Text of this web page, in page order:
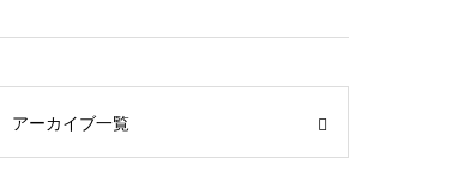
アーカイブ一覧